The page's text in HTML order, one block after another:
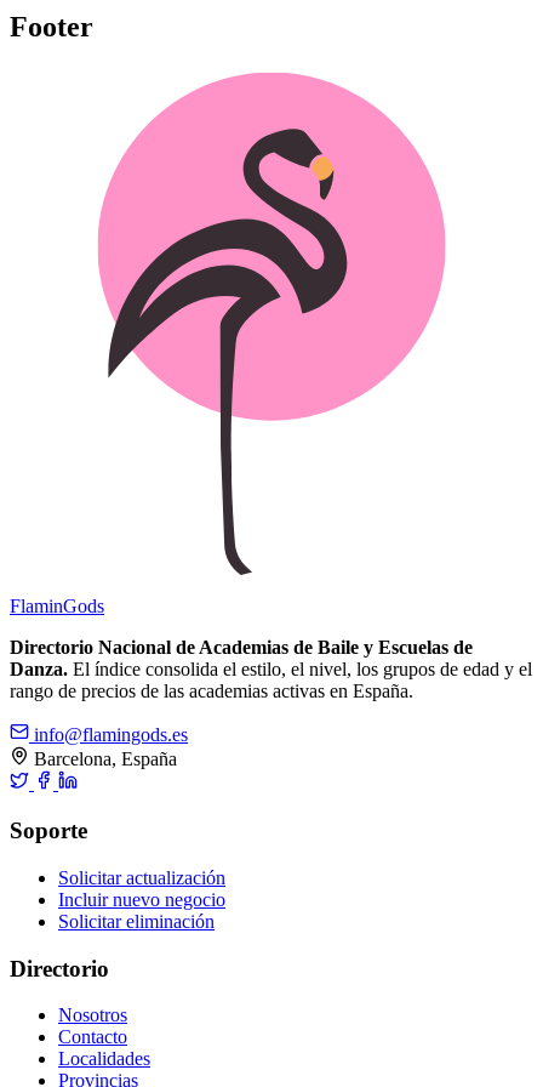
Footer
FlaminGods
Directorio Nacional de Academias de Baile y Escuelas de
Danza. El índice consolida el estilo, el nivel, los grupos de edad y el
rango de precios de las academias activas en España.
info@flamingods.es
Barcelona, España
Soporte
Solicitar actualización
Incluir nuevo negocio
Solicitar eliminación
Directorio
Nosotros
Contacto
Localidades
Provincias